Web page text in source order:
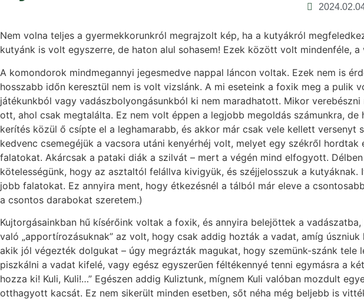
Nem volna teljes a gyermekkorunkról megrajzolt kép, ha a kutyákról
kutyánk is volt egyszerre, de haton alul sohasem! Ezek között volt mindenféle,
A komondorok mindmegannyi jegesmedve nappal láncon voltak. Ezek nem is
hosszabb időn keresztül nem is volt vizslánk. A mi eseteink a foxik meg a pulik
játékunkból vagy vadászbolyongásunkból ki nem maradhatott. Mikor
ott, ahol csak megtalálta. Ez nem volt éppen a legjobb megoldás számunkra,
kerítés közül ő csípte el a leghamarabb, és akkor már csak vele kellett
kedvenc csemegéjük a vacsora utáni kenyérhéj volt, melyet egy székről
falatokat. Akárcsak a pataki diák a szilvát – mert a végén mind elfogyott.
kötelességünk, hogy az asztaltól felállva kivigyük, és széjjelosszuk a
jobb falatokat. Ez annyira ment, hogy étkezésnél a tálból már eleve a
a csontos darabokat szeretem.)
Kujtorgásainkban hű kísérőink voltak a foxik, és annyira belejöttek a
való „apportírozásuknak” az volt, hogy csak addig hozták a vadat, amíg
akik jól végezték dolgukat – úgy megrázták magukat, hogy szemünk-szánk
piszkálni a vadat kifelé, vagy egész egyszerűen féltékennyé tenni egymásra a
hozza ki! Kuli, Kuli!…” Egészen addig Kuliztunk, mígnem Kuli valóban mozdult
otthagyott kacsát. Ez nem sikerült minden esetben, sőt néha még beljebb is